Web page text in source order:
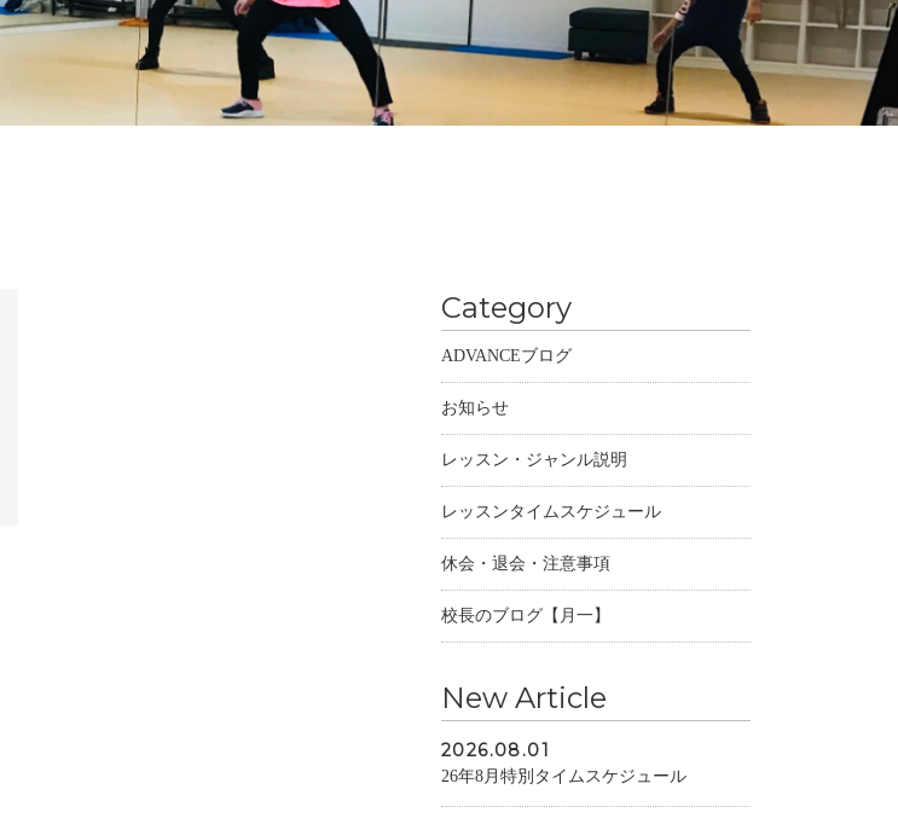
Category
ADVANCEブログ
お知らせ
レッスン・ジャンル説明
レッスンタイムスケジュール
休会・退会・注意事項
校長のブログ【月一】
New Article
2026.08.01
26年8月特別タイムスケジュール